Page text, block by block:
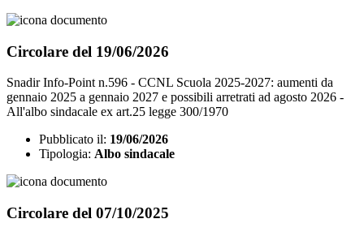
Circolare del 19/06/2026
Snadir Info-Point n.596 - CCNL Scuola 2025-2027: aumenti da
gennaio 2025 a gennaio 2027 e possibili arretrati ad agosto 2026 -
All'albo sindacale ex art.25 legge 300/1970
Pubblicato il: 19/06/2026
Tipologia: Albo sindacale
Circolare del 07/10/2025